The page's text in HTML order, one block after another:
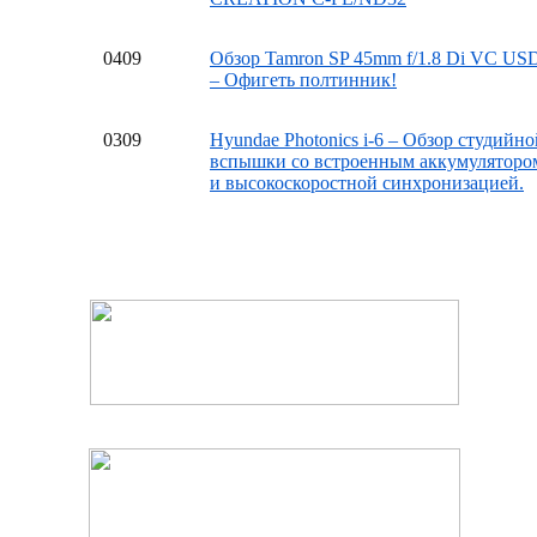
0409
Обзор Tamron SP 45mm f/1.8 Di VC
– Офигеть полтинник!
0309
Hyundae Photonics i-6 – Обзор
вспышки со встроенным
и высокоскоростной синхронизацией.